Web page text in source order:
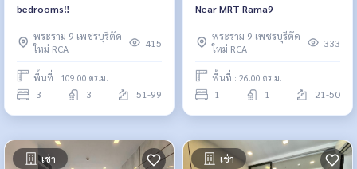
bedrooms‼️
พระราม 9 เพชรบุรีตัด
ใหม่ RCA
415
พื้นที่ : 109.00 ตร.ม.
3 3 51-99
Near MRT Rama9
พระราม 9 เพชรบุรีตัด
ใหม่ RCA
333
พื้นที่ : 26.00 ตร.ม.
1 1 21-50
เช่า เช่า